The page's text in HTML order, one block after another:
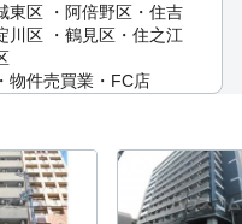
東区 ・阿倍野区・住吉
川区 ・鶴見区・住之江
物件売買業・FC店